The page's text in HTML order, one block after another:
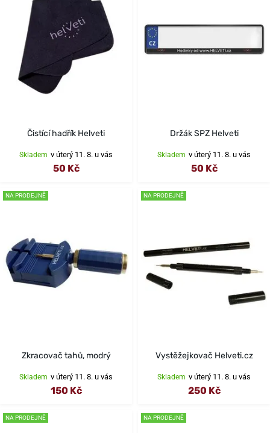
Čistící hadřík Helveti
Skladem v úterý 11. 8. u vás
50 Kč
Držák SPZ Helveti
Skladem v úterý 11. 8. u vás
50 Kč
NA PRODEJNĚ
Zkracovač tahů, modrý
Skladem v úterý 11. 8. u vás
150 Kč
NA PRODEJNĚ
Vystěžejkovač Helveti.cz
Skladem v úterý 11. 8. u vás
250 Kč
NA PRODEJNĚ NA PRODEJNĚ